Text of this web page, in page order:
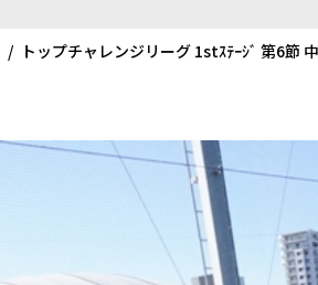
トップチャレンジリーグ 1stｽﾃｰｼﾞ 第6節